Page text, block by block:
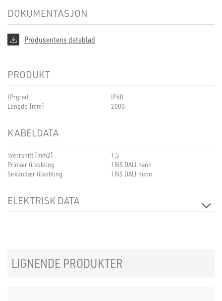
DOKUMENTASJON
Produsentens datablad
PRODUKT
IP-grad
IP40
Lengde [mm]
2000
KABELDATA
Tverrsnitt [mm2]
1,5
Primær tilkobling
18i5 DALI hann
Sekundær tilkobling
18i5 DALI hunn
ELEKTRISK DATA
LIGNENDE PRODUKTER